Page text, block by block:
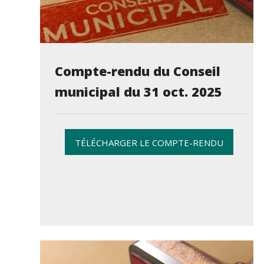
Compte-rendu du Conseil
municipal du 31 oct. 2025
TÉLÉCHARGER LE COMPTE-RENDU